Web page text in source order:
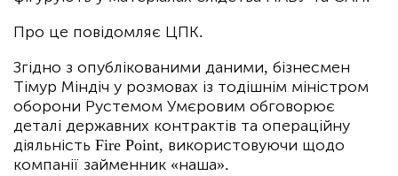
Про це повідомляє ЦПК.
Згідно з опублікованими даними, бізнесмен
Тімур Міндіч у розмовах із тодішнім міністром
оборони Рустемом Умєровим обговорює
деталі державних контрактів та операційну
діяльність Fire Point, використовуючи щодо
компанії займенник «наша».